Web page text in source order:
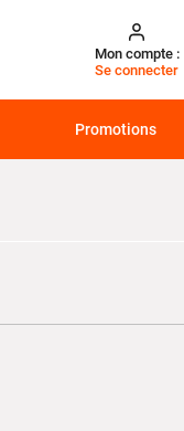
Mon compte :
Se connecter
Promotions